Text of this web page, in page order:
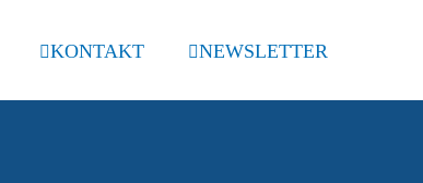
KONTAKT NEWSLETTER